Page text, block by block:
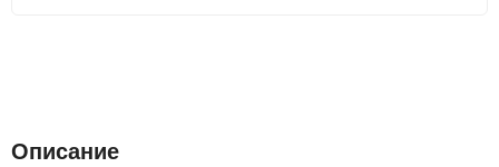
Описание